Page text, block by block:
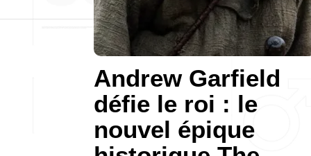
Andrew Garfield
défie le roi : le
nouvel épique